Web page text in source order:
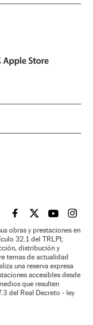
EL PAÍS BRASIL EN
EL PAÍSEL PAÍS
EL
obras y prestaciones en
32.1 del TRLPI;
distribución y
temas de actualidad
una reserva expresa
accesibles desde
que resulten
del Real Decreto - ley